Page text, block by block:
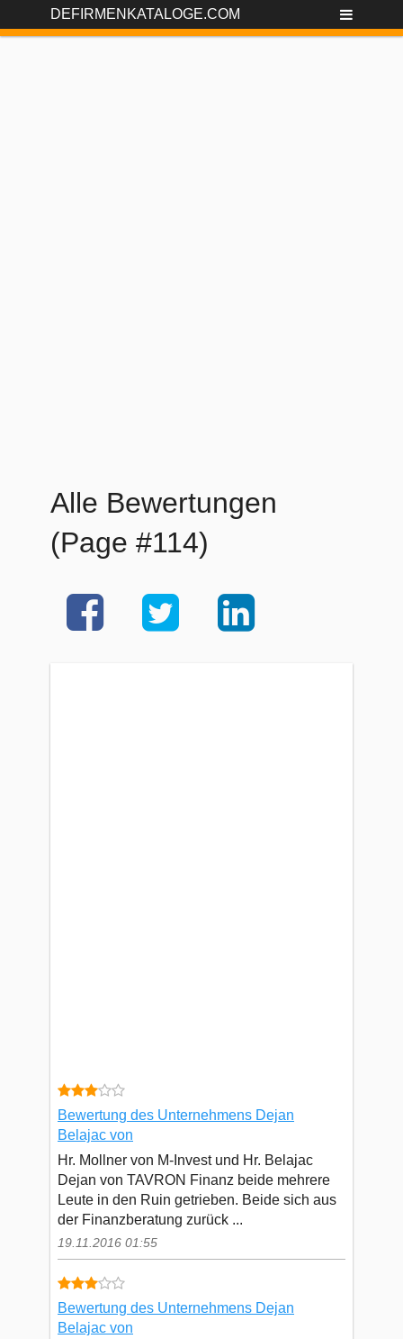
DEFIRMENKATALOGE.COM
Alle Bewertungen
(Page #114)
Bewertung des Unternehmens Dejan
Belajac von
Hr. Mollner von M-Invest und Hr. Belajac
Dejan von TAVRON Finanz beide mehrere
Leute in den Ruin getrieben. Beide sich aus
der Finanzberatung zurück ...
19.11.2016 01:55
Bewertung des Unternehmens Dejan
Belajac von